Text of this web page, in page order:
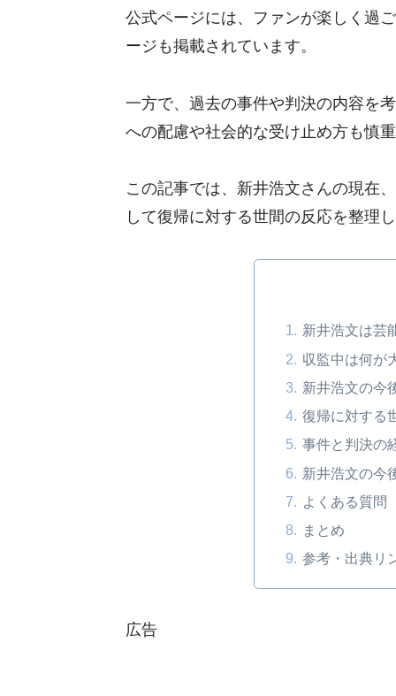
公式ページには、ファンが楽しく過
ージも掲載されています。
一方で、過去の事件や判決の内容を
への配慮や社会的な受け止め方も慎
この記事では、新井浩文さんの現在
して復帰に対する世間の反応を整理
新井浩文は芸
収監中は何が
新井浩文の今
復帰に対する
事件と判決の
新井浩文の今
よくある質問
まとめ
参考・出典リ
広告